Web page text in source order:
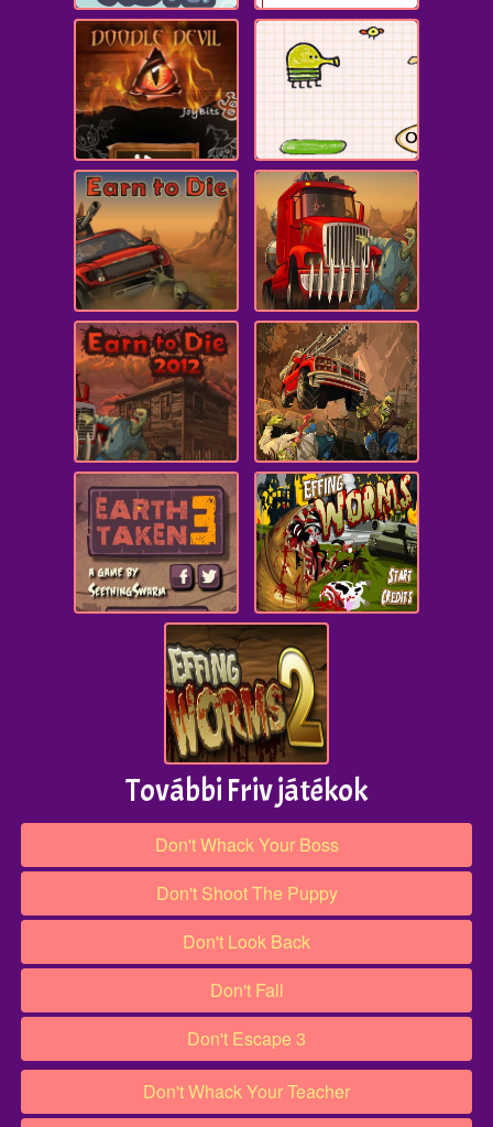
További Friv játékok
Don't Whack Your Boss
Don't Shoot The Puppy
Don't Look Back
Don't Fall
Don't Escape 3
Don't Whack Your Teacher